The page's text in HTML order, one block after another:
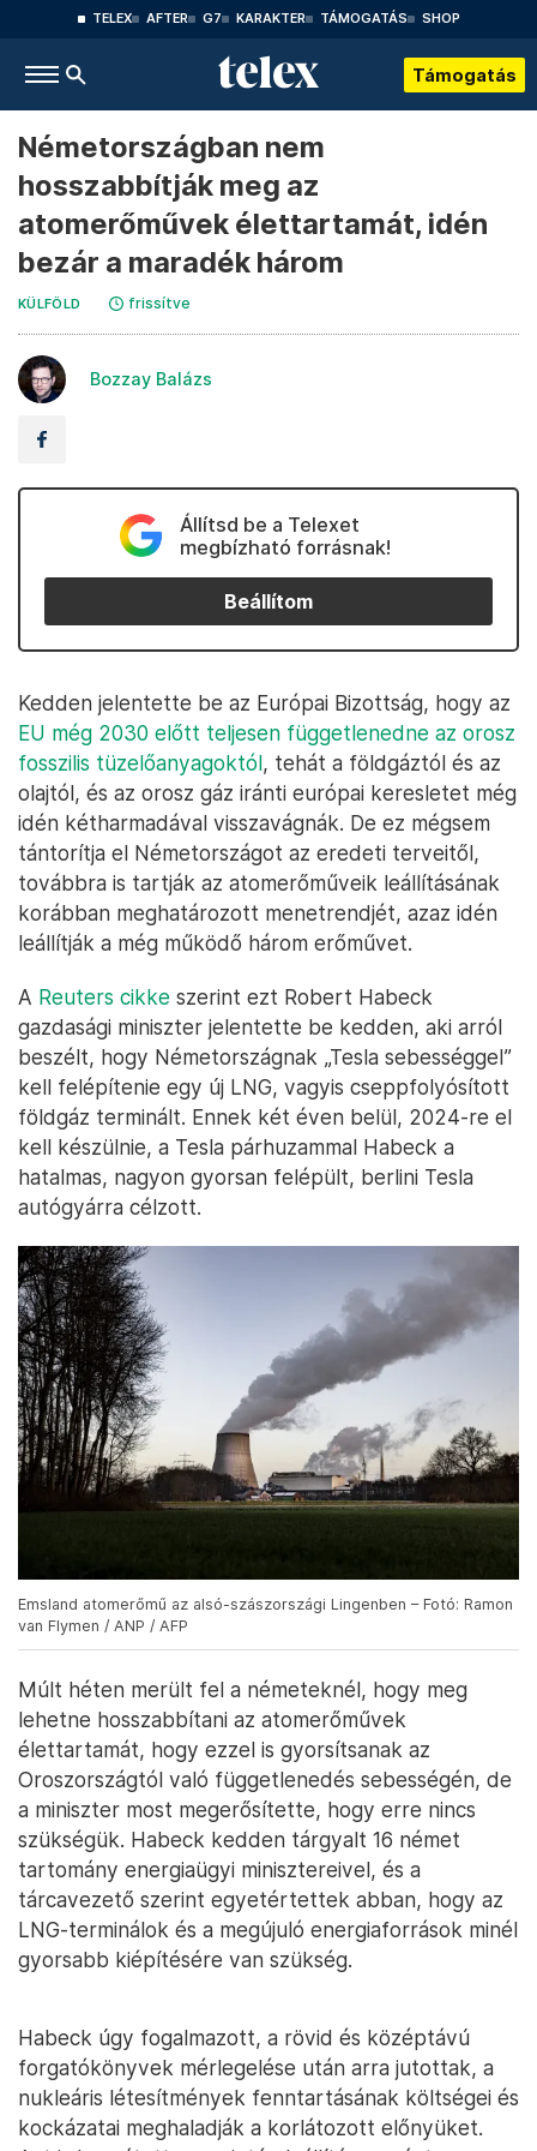
TELEX AFTER G7 KARAKTER TÁMOGATÁS SHOP
Támogatás
Németországban nem
hosszabbítják meg az
atomerőművek élettartamát, idén
bezár a maradék három
KÜLFÖLD frissítve
Bozzay Balázs
Állítsd be a Telexet
megbízható forrásnak!
Beállítom
Kedden jelentette be az Európai Bizottság, hogy az
EU még 2030 előtt teljesen függetlenedne az orosz
fosszilis tüzelőanyagoktól, tehát a földgáztól és az
olajtól, és az orosz gáz iránti európai keresletet még
idén kétharmadával visszavágnák. De ez mégsem
tántorítja el Németországot az eredeti terveitől,
továbbra is tartják az atomerőműveik leállításának
korábban meghatározott menetrendjét, azaz idén
leállítják a még működő három erőművet.
A Reuters cikke szerint ezt Robert Habeck
gazdasági miniszter jelentette be kedden, aki arról
beszélt, hogy Németországnak „Tesla sebességgel”
kell felépítenie egy új LNG, vagyis cseppfolyósított
földgáz terminált. Ennek két éven belül, 2024-re el
kell készülnie, a Tesla párhuzammal Habeck a
hatalmas, nagyon gyorsan felépült, berlini Tesla
autógyárra célzott.
Emsland atomerőmű az alsó-szászországi Lingenben – Fotó: Ramon
van Flymen / ANP / AFP
Múlt héten merült fel a németeknél, hogy meg
lehetne hosszabbítani az atomerőművek
élettartamát, hogy ezzel is gyorsítsanak az
Oroszországtól való függetlenedés sebességén, de
a miniszter most megerősítette, hogy erre nincs
szükségük. Habeck kedden tárgyalt 16 német
tartomány energiaügyi minisztereivel, és a
tárcavezető szerint egyetértettek abban, hogy az
LNG-terminálok és a megújuló energiaforrások minél
gyorsabb kiépítésére van szükség.
Habeck úgy fogalmazott, a rövid és középtávú
forgatókönyvek mérlegelése után arra jutottak, a
nukleáris létesítmények fenntartásának költségei és
kockázatai meghaladják a korlátozott előnyüket.